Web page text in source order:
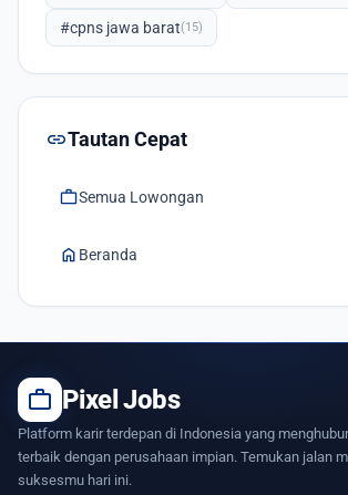
#cpns jawa barat(15)
linkTautan Cepat
workSemua Lowongan
home Beranda
work Pixel Jobs
Platform karir terdepan di Indonesia yang
terbaik dengan perusahaan impian. Temukan jalan
suksesmu hari ini.